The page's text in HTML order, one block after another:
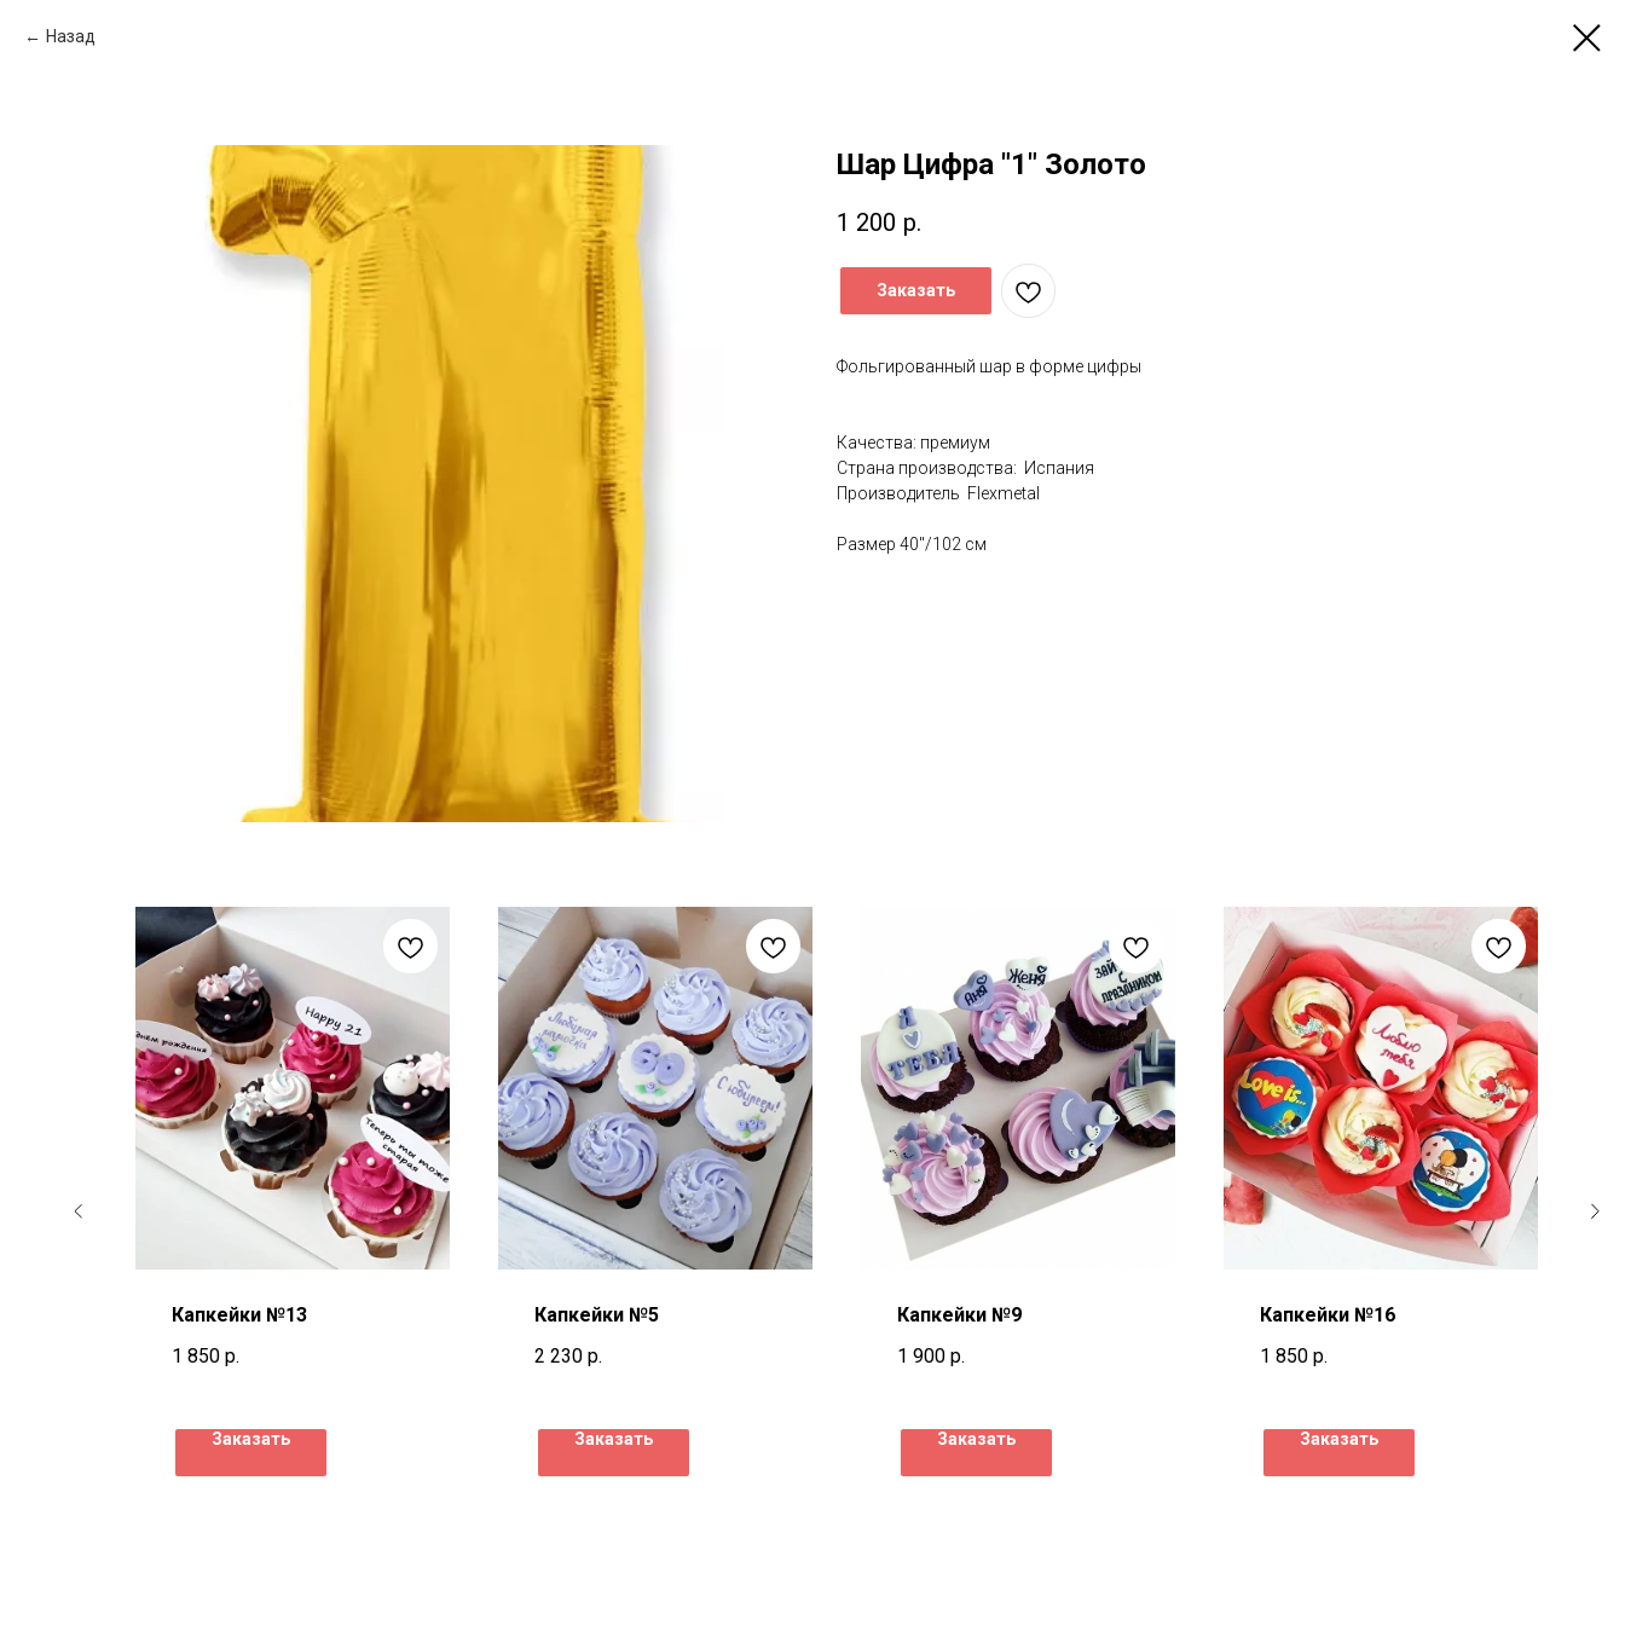
Назад
Шар Цифра "1" Золото
1 200 р.
Заказать
Фольгированный шар в форме цифры
Качества: премиум
Страна производства: Испания
Производитель Flexmetal
Размер 40"/102 см
Капкейки №13
1 850 р.
Заказать
Капкейки №5
2 230 р.
Заказать
Капкейки №9
1 900 р.
Заказать
Капкейки №16
1 850 р.
Заказать